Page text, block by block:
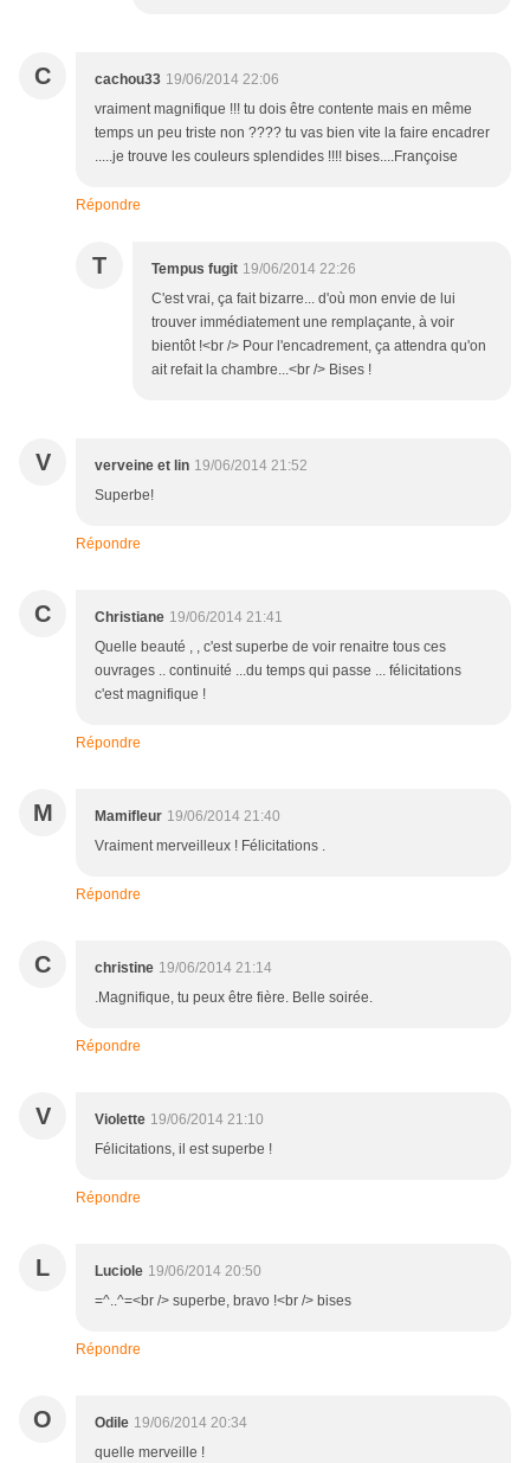
C cachou33 19/06/2014 22:06
vraiment magnifique !!! tu dois être contente mais en même
temps un peu triste non ???? tu vas bien vite la faire encadrer
.....je trouve les couleurs splendides !!!! bises....Françoise
Répondre
T Tempus fugit 19/06/2014 22:26
C'est vrai, ça fait bizarre... d'où mon envie de lui
trouver immédiatement une remplaçante, à voir
bientôt !<br /> Pour l'encadrement, ça attendra qu'on
ait refait la chambre...<br /> Bises !
V verveine et lin 19/06/2014 21:52
Superbe!
Répondre
C Christiane 19/06/2014 21:41
Quelle beauté , , c'est superbe de voir renaitre tous ces
ouvrages .. continuité ...du temps qui passe ... félicitations
c'est magnifique !
Répondre
M Mamifleur 19/06/2014 21:40
Vraiment merveilleux ! Félicitations .
Répondre
C christine 19/06/2014 21:14
.Magnifique, tu peux être fière. Belle soirée.
Répondre
V Violette 19/06/2014 21:10
Félicitations, il est superbe !
Répondre
L Luciole 19/06/2014 20:50
=^..^=<br /> superbe, bravo !<br /> bises
Répondre
O Odile 19/06/2014 20:34
quelle merveille !